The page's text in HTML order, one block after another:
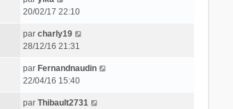
20/02/17 22:10
par charly19
28/12/16 21:31
par Fernandnaudin
22/04/16 15:40
par Thibault2731